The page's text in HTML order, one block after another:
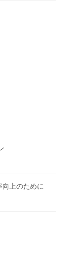
上のために